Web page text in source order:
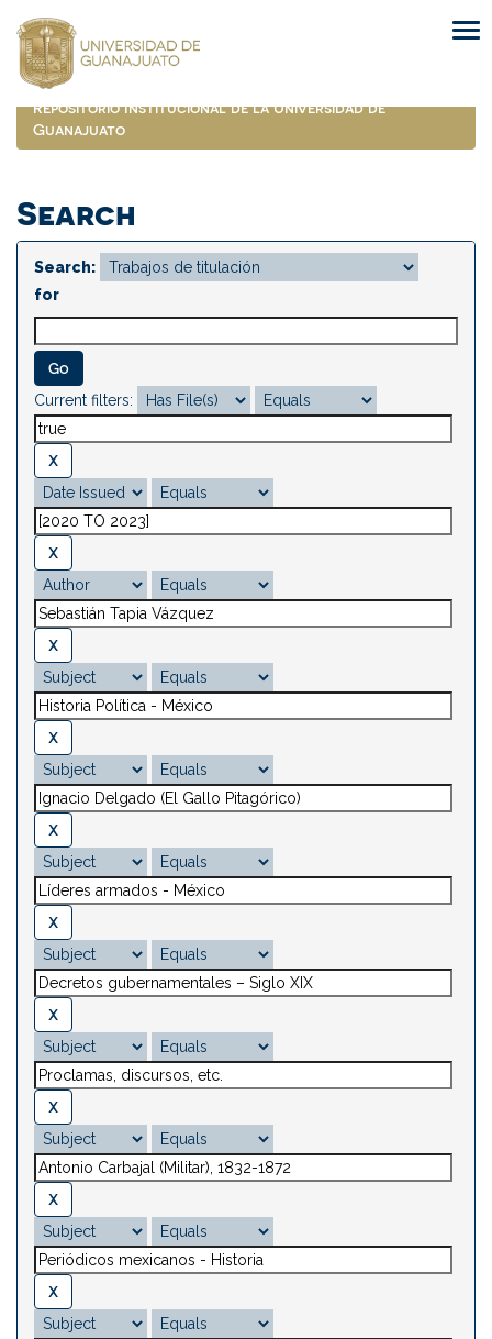
navigation
Repositorio Institucional de la Universidad de
Guanajuato
Search
Search:
for
Current filters: